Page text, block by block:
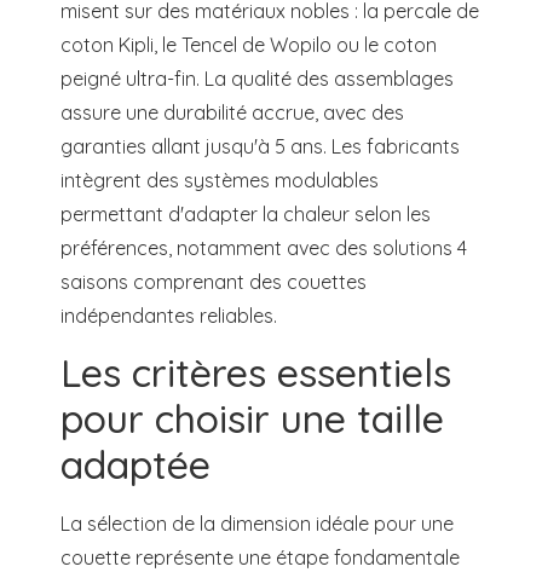
misent sur des matériaux nobles : la percale de
coton Kipli, le Tencel de Wopilo ou le coton
peigné ultra-fin. La qualité des assemblages
assure une durabilité accrue, avec des
garanties allant jusqu'à 5 ans. Les fabricants
intègrent des systèmes modulables
permettant d'adapter la chaleur selon les
préférences, notamment avec des solutions 4
saisons comprenant des couettes
indépendantes reliables.
Les critères essentiels
pour choisir une taille
adaptée
La sélection de la dimension idéale pour une
couette représente une étape fondamentale